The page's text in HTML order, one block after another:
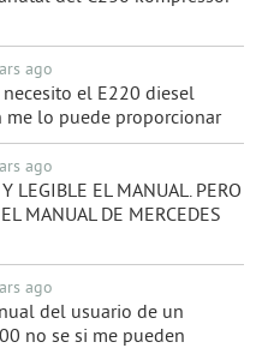
ago
el E220 diesel
lo puede proporcionar
ago
LEGIBLE EL MANUAL. PERO
MANUAL DE MERCEDES
ago
del usuario de un
no se si me pueden